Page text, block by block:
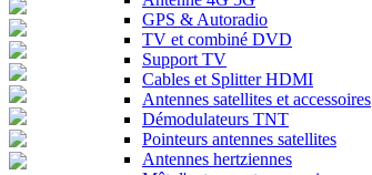
GPS & Autoradio
TV et combiné DVD
Support TV
Cables et Splitter HDMI
Antennes satellites et accessoires
Démodulateurs TNT
Pointeurs antennes satellites
Antennes hertziennes